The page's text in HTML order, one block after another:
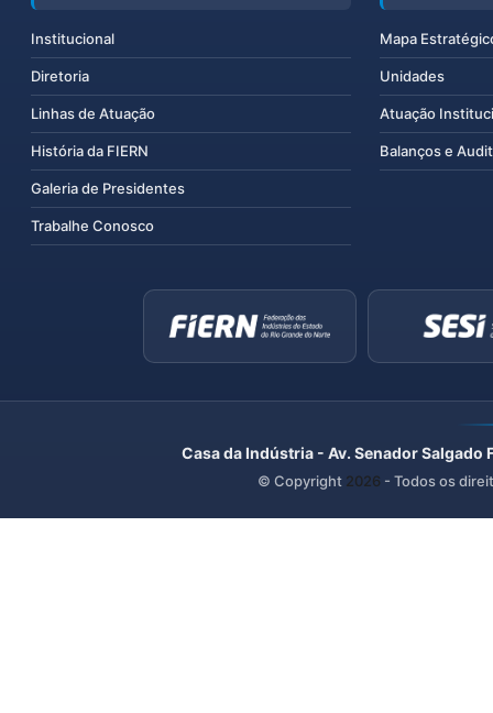
Institucional
Diretoria
Linhas de Atuação
História da FIERN
Galeria de Presidentes
Trabalhe Conosco
Mapa
Unidades
Atuação
Balanços e
Casa da Indústria - Av. Senador
© Copyright 2026 - Todos os